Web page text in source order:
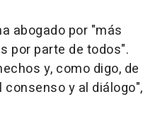
abogado por "más
por parte de todos".
y, como digo, de
y al diálogo",